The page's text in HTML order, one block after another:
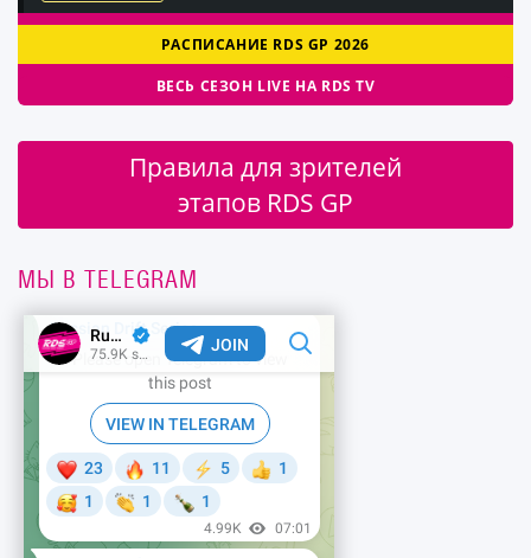
РАСПИСАНИЕ RDS GP 2026
ВЕСЬ СЕЗОН LIVE НА RDS TV
Правила для зрителей
этапов RDS GP
МЫ В TELEGRAM